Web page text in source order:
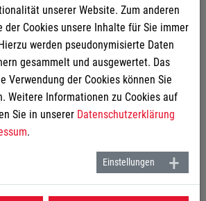
unserer Website. Zum anderen
der Cookies unsere Inhalte für Sie immer
werden pseudonymisierte Daten
gesammelt und ausgewertet. Das
Verwendung der Cookies können Sie
Weitere Informationen zu Cookies auf
Sie in unserer Datenschutzerklärung
.
Einstellungen